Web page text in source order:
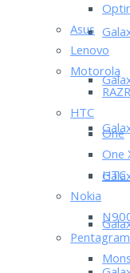
Asus
Lenovo
Motorola
HTC
One
One
Nokia
Pentagram